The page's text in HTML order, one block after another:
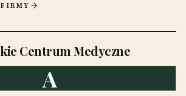
Centrum Medyczne
A